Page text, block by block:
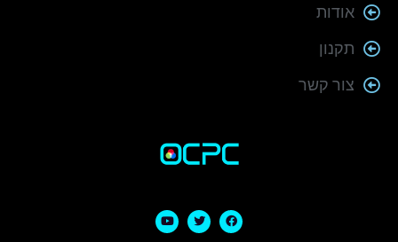
אודות
תקנון
צור קשר